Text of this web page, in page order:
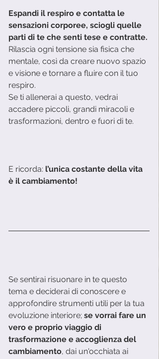
Espandi il respiro e contatta le
sensazioni corporee, sciogli quelle
parti di te che senti tese e contratte.
Rilascia ogni tensione sia fisica che
mentale, così da creare nuovo spazio
e visione e tornare a fluire con il tuo
respiro.
Se ti allenerai a questo, vedrai
accadere piccoli, grandi miracoli e
trasformazioni, dentro e fuori di te.
E ricorda: l’unica costante della vita
è il cambiamento!
Se sentirai risuonare in te questo
tema e deciderai di conoscere e
approfondire strumenti utili per la tua
evoluzione interiore; se vorrai fare un
vero e proprio viaggio di
trasformazione e accoglienza del
cambiamento, dai un'occhiata ai